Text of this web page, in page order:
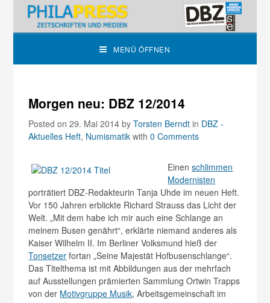
MENÜ ÖFFNEN
Morgen neu: DBZ 12/2014
Posted on 29. Mai 2014byTorsten Berndt in DBZ -
Aktuelles Heft, Numismatik with0 Comments
Einenschlimmen
Modernisten
porträtiert DBZ-Redakteurin Tanja Uhde im neuen Heft.
Vor 150 Jahren erblickte Richard Strauss das Licht der
Welt. „Mit dem habe ich mir auch eine Schlange an
meinem Busen genährt“, erklärte niemand anderes als
Kaiser Wilhelm II. Im Berliner Volksmund hieß der
Tonsetzer fortan „Seine Majestät Hofbusenschlange“.
Das Titelthema ist mit Abbildungen aus der mehrfach
auf Ausstellungen prämierten Sammlung Ortwin Trapps
von der Motivgruppe Musik, Arbeitsgemeinschaft im